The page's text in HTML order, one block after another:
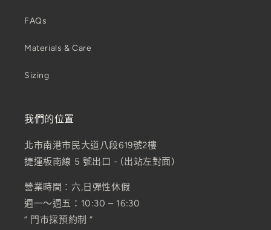
FAQs
Materials & Care
Sizing
我們的位置
北市南港市民大道八段619號2樓
捷運板南線 5 號出口 - (出站左對面)
營業時間：六,日彈性休假
週一～週五：10:30 – 16:30
” 門市採預約制 ”